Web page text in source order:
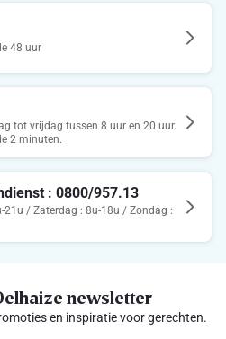
48 uur
tot vrijdag tussen 8 uur en 20 uur.
2 minuten.
: 0800/957.13
21u / Zaterdag : 8u-18u / Zondag :
newsletter
en inspiratie voor gerechten.